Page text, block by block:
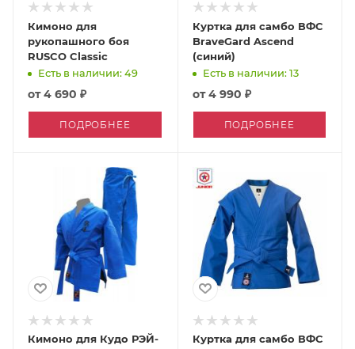
Кимоно для
рукопашного боя
RUSCO Classic
Есть в наличии: 49
от4 690 ₽
ПОДРОБНЕЕ
Куртка для самбо ВФС
BraveGard Ascend
(синий)
Есть в наличии: 13
от4 990 ₽
ПОДРОБНЕЕ
Кимоно для Кудо РЭЙ-
Куртка для самбо ВФС